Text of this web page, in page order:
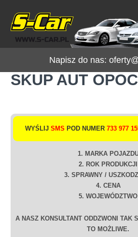
Napisz do nas:
SKUP AUT
WYŚLIJ SMS POD NUMER 733 977
1. MARKA
2. ROK PRODUKCJI
3. SPRAWNY /
4. CENA
5. WOJEWÓDZTWO
A NASZ KONSULTANT ODDZWONI TAK
TO MOŻLIWE.